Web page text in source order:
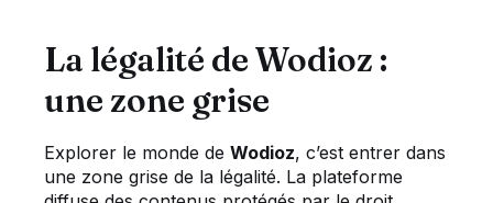
La légalité de Wodioz :
une zone grise
Explorer le monde de Wodioz, c’est entrer dans
une zone grise de la légalité. La plateforme